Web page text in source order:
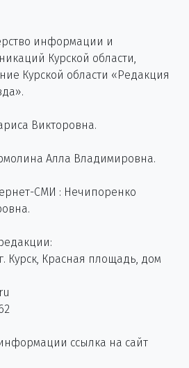
информации и
Курской области,
Курской области «Редакция
Викторовна.
Алла Владимировна.
СМИ : Нечипоренко
Курск, Красная площадь, дом
ссылка на сайт